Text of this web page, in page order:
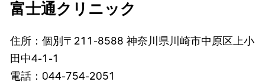
富士通クリニック
住所：個別〒211-8588 神奈川県川崎市中原区上小
田中4-1-1
電話：044-754-2051